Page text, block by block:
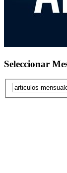
Seleccionar